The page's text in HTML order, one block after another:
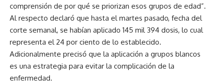
comprensión de por qué se priorizan esos grupos de edad”.
Al respecto declaró que hasta el martes pasado, fecha del
corte semanal, se habían aplicado 145 mil 394 dosis, lo cual
representa el 24 por ciento de lo establecido.
Adicionalmente precisó que la aplicación a grupos blancos
es una estrategia para evitar la complicación de la
enfermedad.